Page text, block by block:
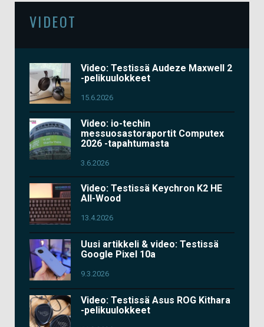
VIDEOT
Video: Testissä Audeze Maxwell 2
-pelikuulokkeet
15.6.2026
Video: io-techin
messuosastoraportit Computex
2026 -tapahtumasta
3.6.2026
Video: Testissä Keychron K2 HE
All-Wood
13.4.2026
Uusi artikkeli & video: Testissä
Google Pixel 10a
9.3.2026
Video: Testissä Asus ROG Kithara
-pelikuulokkeet